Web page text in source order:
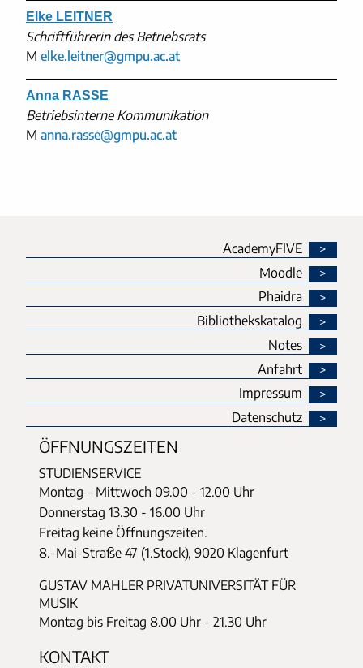
Elke LEITNER
Schriftführerin des Betriebsrats
M elke.leitner@gmpu.ac.at
Anna RASSE
Betriebsinterne Kommunikation
M anna.rasse@gmpu.ac.at
AcademyFIVE
Moodle
Phaidra
Bibliothekskatalog
Notes
Anfahrt
Impressum
Datenschutz
ÖFFNUNGSZEITEN
STUDIENSERVICE
Montag - Mittwoch 09.00 - 12.00 Uhr
Donnerstag 13.30 - 16.00 Uhr
Freitag keine Öffnungszeiten.
8.-Mai-Straße 47 (1.Stock), 9020 Klagenfurt
GUSTAV MAHLER PRIVATUNIVERSITÄT FÜR
MUSIK
Montag bis Freitag 8.00 Uhr - 21.30 Uhr
KONTAKT